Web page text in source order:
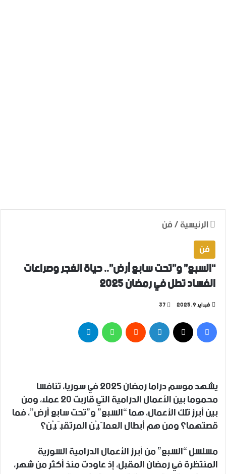
الرئيسية/فن
فن
“السبع” و”تحت سابع أرض”.. حياة الغجر وصراعات
الفساد تطل في رمضان 2025
فبراير 9, 2025 37
فيسبوك‫X لينكدإن واتساب
يشهد موسم دراما رمضان 2025 في سوريا، تنافسا
محموما بين الأعمال الدرامية التي قاربت 20 عملا، ومن
بين أبرز تلك الأعمال، هما “السبع” و”تحت سابع أرض”، فما
قصتهما؟ ومن هم أبطال العملَيْن المرتقبَيْن؟
مسلسل “السبع” من أبرز الأعمال الدرامية السورية
المنتظرة في رمضان المقبل، إذ عاودت منذ أكثر من شهر،